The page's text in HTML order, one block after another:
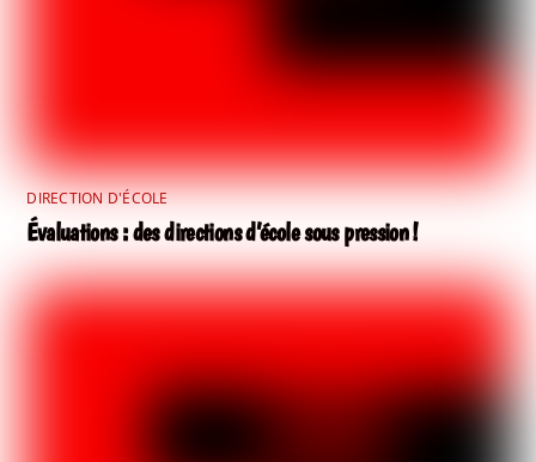
DIRECTION D'ÉCOLE
Évaluations : des directions d’école sous pression !